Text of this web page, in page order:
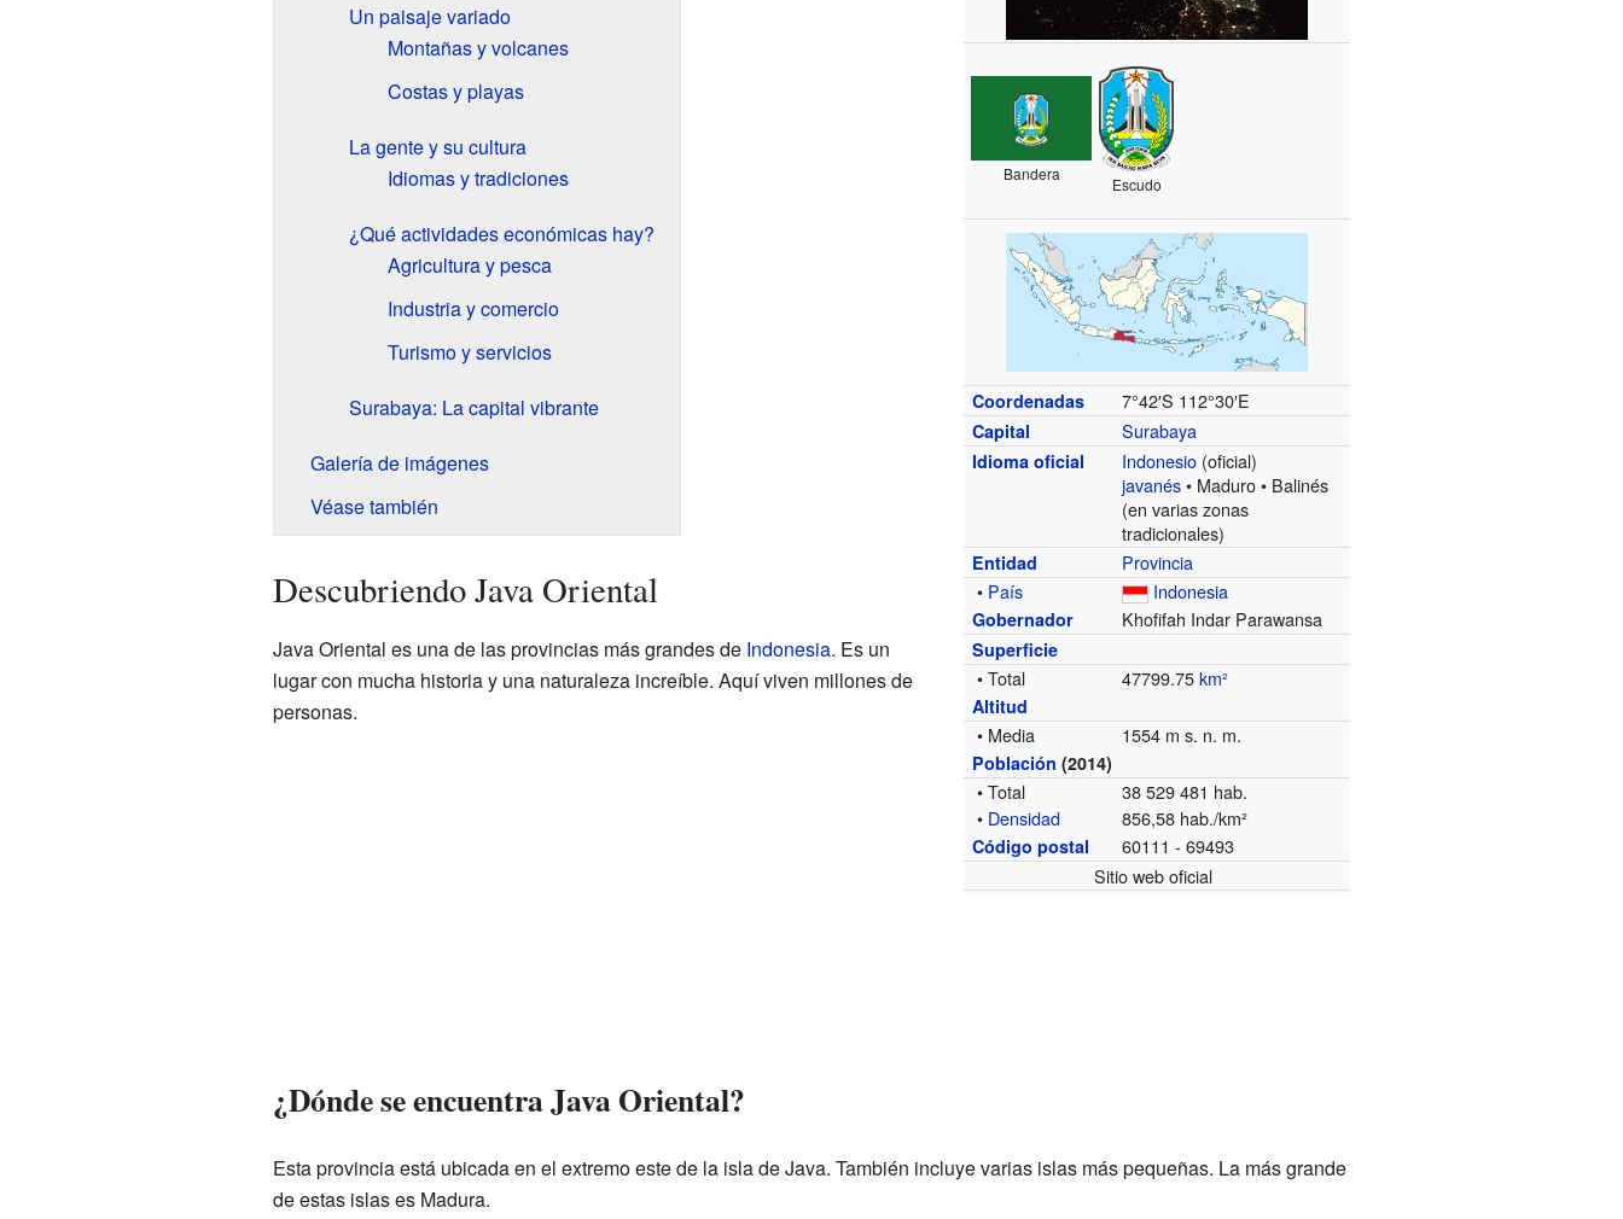
Bandera
Escudo
Coordenadas 7°42′S 112°30′E
Capital Surabaya
Idioma oficial Indonesio (oficial)
javanés• Maduro • Balinés
(en varias zonas
tradicionales)
Entidad
Provincia
• País Indonesia
Gobernador Khofifah Indar Parawansa
Superficie
• Total 47799.75km²
Altitud
• Media 1554 m s. n. m.
Población (2014)
• Total
38 529 481 hab.
• Densidad 856,58 hab./km²
Código postal
60111 - 69493
Sitio web oficial
Un paisaje variado
Montañas y volcanes
Costas y playas
La gente y su cultura
Idiomas y tradiciones
¿Qué actividades económicas hay?
Agricultura y pesca
Industria y comercio
Turismo y servicios
Surabaya: La capital vibrante
Galería de imágenes
Véase también
Descubriendo Java Oriental
Java Oriental es una de las provincias más grandes de Indonesia. Es un
lugar con mucha historia y una naturaleza increíble. Aquí viven millones de
personas.
¿Dónde se encuentra Java Oriental?
Esta provincia está ubicada en el extremo este de la isla de Java. También incluye varias islas más pequeñas. La más grande
de estas islas es Madura.